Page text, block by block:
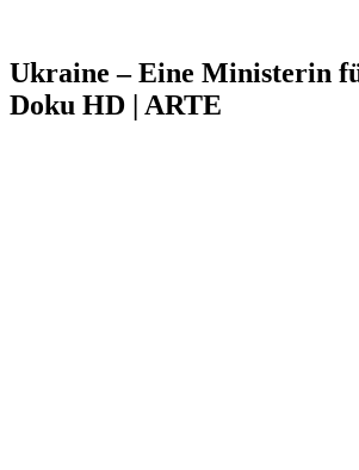
Ukraine – Eine Ministerin
Doku HD | ARTE